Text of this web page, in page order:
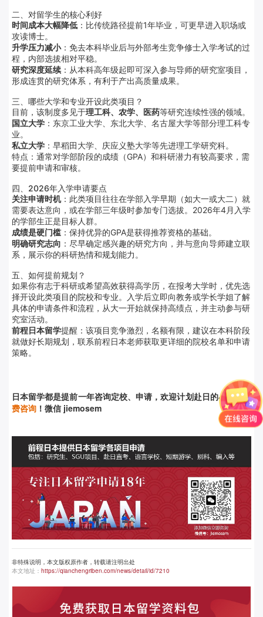
二、对留学生的核心利好
时间成本大幅降低 ：比传统路径提前1年毕业，可更早进入职场或
攻读博士。
升学压力减小：免去本科毕业后与外部考生竞争修士入学考试的过
程，内部选拔相对平稳。
研究深度延续：从本科高年级起即可深入参与导师的研究室项目，
形成连贯的研究体系，有利于产出高质量成果。
三、哪些大学和专业开设此类项目？
目前，该制度多见于理工科、农学、医药等研究连续性强的领域。
国立大学 ：东京工业大学、东北大学、名古屋大学等部分理工科专
业。
私立大学 ：早稻田大学、庆应义塾大学等先进理工学研究科。
特点：通常对学部阶段的成绩（GPA）和科研潜力有较高要求，需
要提前申请和审核。
四、2026年入学申请要点
关注申请时机：此类项目往往在学部入学早期（如大一或大二）就
需要表达意向，或在学部三年级时参加专门选拔。2026年4月入学
的学部生正是目标人群。
成绩是硬门槛 ：保持优异的GPA是获得推荐资格的基础。
明确研究志向 ：尽早确定感兴趣的研究方向，并与意向导师建立联
系，展示你的科研热情和规划能力。
五、如何提前规划？
如果你有志于科研或希望高效获得高学历，在报考大学时，优先选
择开设此类项目的院校和专业。入学后立即向教务或学长学姐了解
具体的申请条件和流程，从大一开始就保持高绩点，并主动参与研
究室活动。
前程日本留学提醒：该项目竞争激烈，名额有限，建议在本科阶段
就做好长期规划，联系前程日本老师获取更详细的院校名单和申请
策略。
日本留学都是提前一年咨询定校、申请，欢迎计划赴日的小伙伴免
费咨询 ！微信 jiemosem
非特殊说明，本文版权原作者，转载请注明出处
本文地址： https://qianchengriben.com/news/detail/id/7210